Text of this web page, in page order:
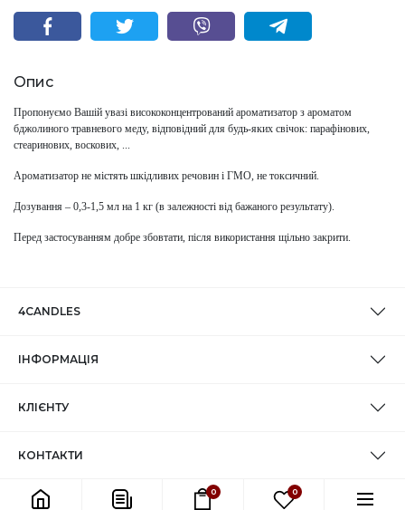
0 0
Опис
Пропонуємо Вашій увазі висококонцентрований ароматизатор з ароматом
бджолиного травневого меду, відповідний для будь-яких свічок: парафінових,
стеаринових, воскових, ...
Ароматизатор не містять шкідливих речовин і ГМО, не токсичний.
Дозування – 0,3-1,5 мл на 1 кг (в залежності від бажаного результату).
Перед застосуванням добре збовтати, після використання щільно закрити.
4CANDLES
ІНФОРМАЦІЯ
КЛІЄНТУ
КОНТАКТИ